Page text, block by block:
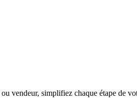
vendeur, simplifiez chaque étape de